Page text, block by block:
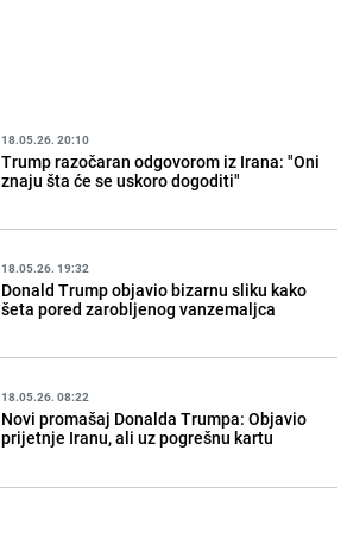
18.05.26. 20:10
Trump razočaran odgovorom iz Irana: "Oni
znaju šta će se uskoro dogoditi"
18.05.26. 19:32
Donald Trump objavio bizarnu sliku kako
šeta pored zarobljenog vanzemaljca
18.05.26. 08:22
Novi promašaj Donalda Trumpa: Objavio
prijetnje Iranu, ali uz pogrešnu kartu